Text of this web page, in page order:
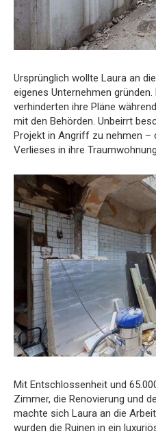
Ursprünglich wollte Laura an
eigenes Unternehmen
verhinderten ihre Pläne
mit den Behörden. Unbeirrt
Projekt in Angriff zu nehmen –
Verlieses in ihre
Mit Entschlossenheit und
Zimmer, die Renovierung und
machte sich Laura an die
wurden die Ruinen in ein